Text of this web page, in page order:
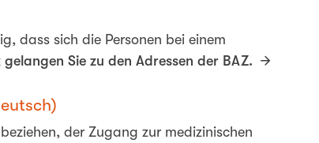
dass sich die Personen bei einem
Sie zu den Adressen der BAZ.
der Zugang zur medizinischen